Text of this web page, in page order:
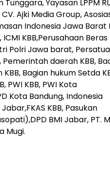
Yayasan LPPM
Ajki Media Group,
Indonesia Jawa Barat
KBB,Perusahaan Beras
Polri Jawa barat,
Pemerintah daerah KBB,
Bagian hukum Setda
PWI KBB, PWI Kota
Kota Bandung, Indonesia
KBB, Pasukan
BMI Jabar, PT.
Mugi.